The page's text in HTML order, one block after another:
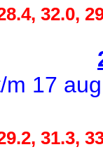
32.0,
m 17
31.3,